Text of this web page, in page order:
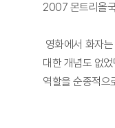
2007 몬트리올
영화에서 화자
대한 개념도 없
역할을 순종적으